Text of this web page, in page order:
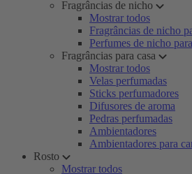
Fragrâncias de nicho
Mostrar todos
Fragrâncias de nicho
Perfumes de nicho
Fragrâncias para casa
Mostrar todos
Velas perfumadas
Sticks perfumadores
Difusores de aroma
Pedras perfumadas
Ambientadores
Ambientadores para
Rosto
Mostrar todos